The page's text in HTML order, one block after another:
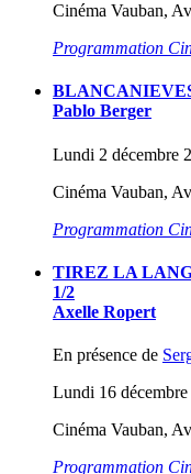
Cinéma Vauban,
Programmation
Pablo Berger
Lundi 2 décembre
Cinéma Vauban,
Programmation
TIREZ LA
1/2
Axelle Ropert
En présence de
Lundi 16
Cinéma Vauban,
Programmation